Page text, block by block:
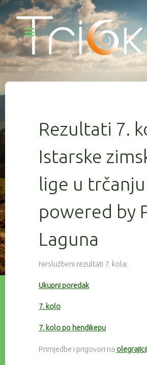
Rezultati 7.
Istarske
lige u trčanju
powered by
Laguna
Neslužbeni rezultati 7. kola:
Ukupni poredak
7. kolo
7. kolo po hendikepu
Primjedbe i prigovori na